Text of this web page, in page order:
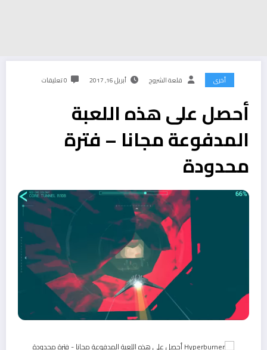
أخرى قلعة الشروح أبريل 16, 2017 0 تعليقات
أحصل على هذه اللعبة
المدفوعة مجانا – فترة
محدودة